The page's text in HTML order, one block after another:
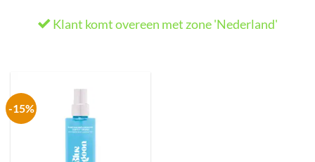
Klant komt overeen met zone 'Nederland'
-15%